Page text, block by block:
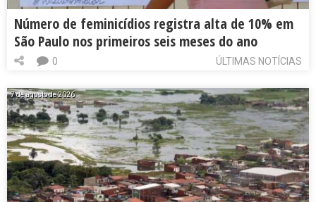
Número de feminicídios registra alta de 10% em
São Paulo nos primeiros seis meses do ano
ÚLTIMAS NOTÍCIAS
0
7 de agosto de 2026